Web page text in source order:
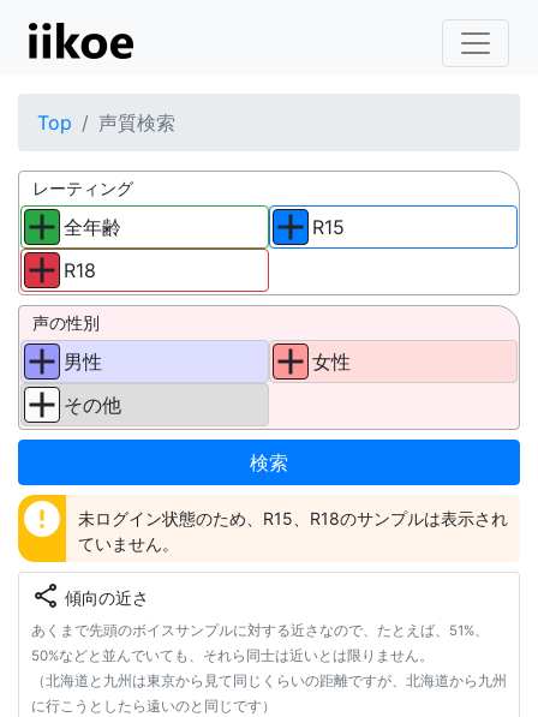
Top 声質検索
レーティング
全年齢
R18
R15
声の性別
男性
その他
女性
error
未ログイン状態のため、R15、R18のサンプルは表示され
ていません。
share 傾向の近さ
あくまで先頭のボイスサンプルに対する近さなので、たとえば、51%、
50%などと並んでいても、それら同士は近いとは限りません。
（北海道と九州は東京から見て同じくらいの距離ですが、北海道から九州
に行こうとしたら遠いのと同じです）